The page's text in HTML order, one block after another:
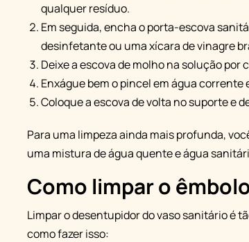
qualquer resíduo.
Em seguida, encha o porta-escova
desinfetante ou uma xícara de vinagre
Deixe a escova de molho na solução
Enxágue bem o pincel em água corrente
Coloque a escova de volta no suporte e
Para uma limpeza ainda mais profunda,
uma mistura de água quente e água
Como limpar o
Limpar o desentupidor do vaso sanitário é
como fazer isso: